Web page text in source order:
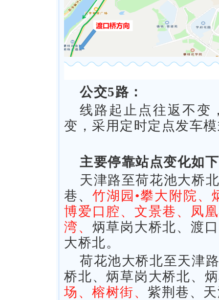
公交5路：
线路起止点往返不变
变，采用定时定点发车
主要停靠站点变化如
天津路至荷花池大桥
巷、竹湖园•攀大附院、
博爱口腔、文景巷、凤
湾、 炳草岗大桥北、渡
大桥北。
荷花池大桥北至天津
桥北、炳草岗大桥北、
场、榕树街、 紫荆巷、